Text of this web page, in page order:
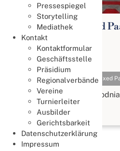
Pressespiegel
Storytelling
Mediathek
Kontakt
Kontaktformular
Geschäftsstelle
Präsidium
Regionalverbände
Vereine
Turnierleiter
Ausbilder
Gerichtsbarkeit
Datenschutzerklärung
Impressum
65. Deutsche Mixed
2026
Meisterschaften
18. Juli 2026
Meisterschaften Mixed
Gold geht an Beatrix